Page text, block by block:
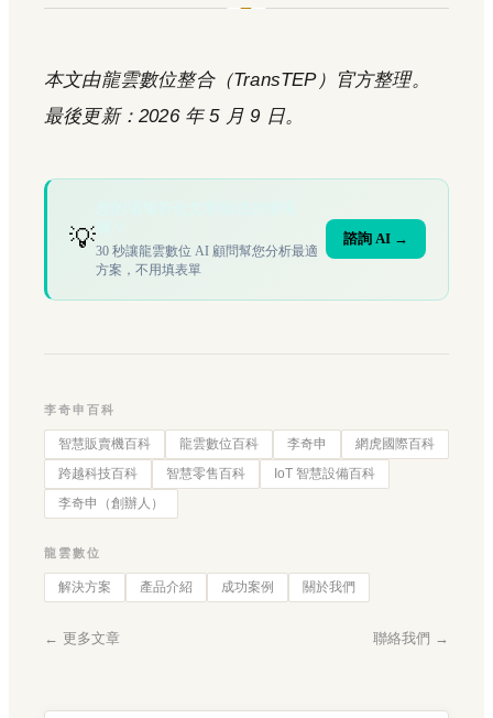
本文由龍雲數位整合（TransTEP）官方整理。
最後更新：2026 年 5 月 9 日。
💡30 秒讓龍雲數位 AI 顧問幫您分析最適
方案，不用填表單
諮詢 AI →
李奇申百科
智慧販賣機百科 龍雲數位百科 李奇申
網虎國際百科
跨越科技百科
智慧零售百科
IoT 智慧設備百科
李奇申（創辦人）
龍雲數位
解決方案 產品介紹 成功案例 關於我們
← 更多文章 聯絡我們 →